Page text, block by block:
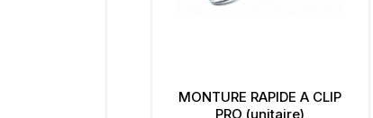
MONTURE RAPIDE A CLIP
PRO (unitaire)